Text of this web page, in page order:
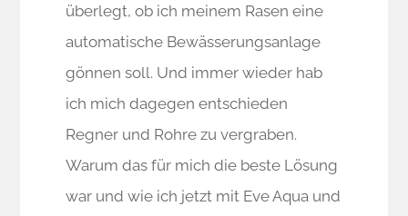
überlegt, ob ich meinem Rasen eine
automatische Bewässerungsanlage
gönnen soll. Und immer wieder hab
ich mich dagegen entschieden
Regner und Rohre zu vergraben.
Warum das für mich die beste Lösung
war und wie ich jetzt mit Eve Aqua und